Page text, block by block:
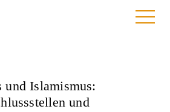
Islamismus:
und